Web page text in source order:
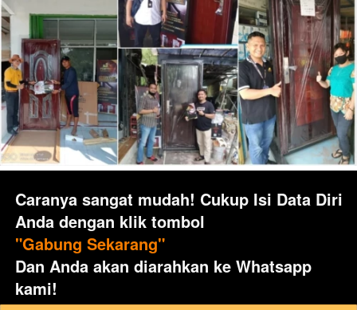
Caranya sangat mudah! Cukup Isi Data Diri
Anda dengan klik tombol
"Gabung Sekarang"
Dan Anda akan diarahkan ke Whatsapp
kami!